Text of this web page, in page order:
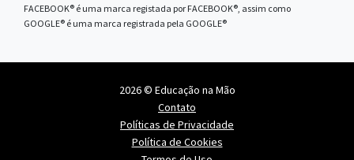
FACEBOOK® é uma marca registada por FACEBOOK®, assim como
GOOGLE® é uma marca registrada pela GOOGLE®
2026 © Educação na Mão
Contato
Políticas de Privacidade
Política de Cookies